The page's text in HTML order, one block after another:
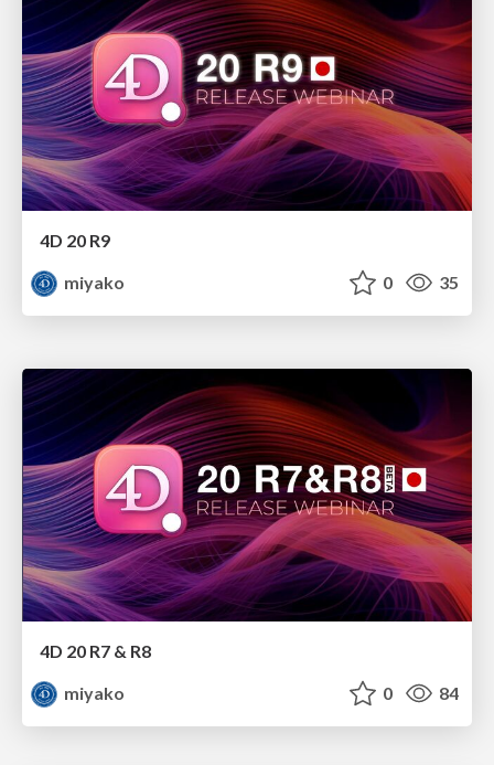
4D 20 R9
miyako
0 35
4D 20 R7 & R8
miyako
0 84